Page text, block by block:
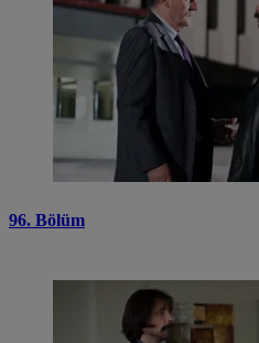
96. Bölüm